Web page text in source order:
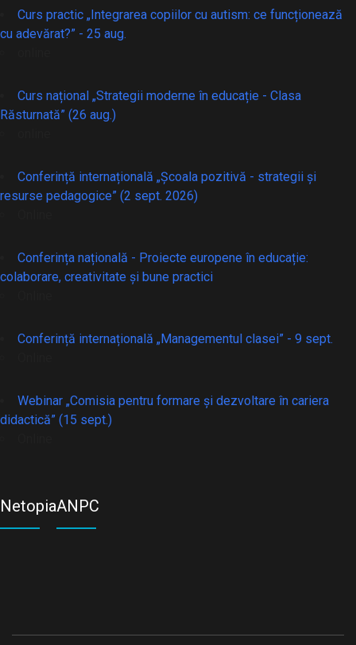
Curs practic „Integrarea copiilor cu autism: ce funcționează
cu adevărat?” - 25 aug.
Curs național „Strategii moderne în educație - Clasa
Răsturnată” (26 aug.)
Conferință internațională „Școala pozitivă - strategii și
resurse pedagogice” (2 sept. 2026)
Conferința națională - Proiecte europene în educație:
colaborare, creativitate și bune practici
Conferință internațională „Managementul clasei” - 9 sept.
Webinar „Comisia pentru formare și dezvoltare în cariera
didactică” (15 sept.)
NetopiaANPC